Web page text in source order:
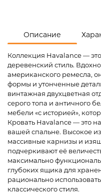
Описание
Коллекция Havalance —
деревенский стиль.
американского ремесла,
формы и утонченные
винтажная двухцветная
серого топа и античного
мебели «с историей»,
Кровать Havalance — это
вашей спальне. Высокое
массивные карнизы и
подчеркивают её
максимально
глубоких ящика для
рационально
классического стиля.